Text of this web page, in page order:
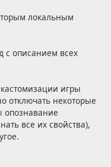
локальным
с описанием всех
игры
отключать некоторые
опознавание
все их свойства),